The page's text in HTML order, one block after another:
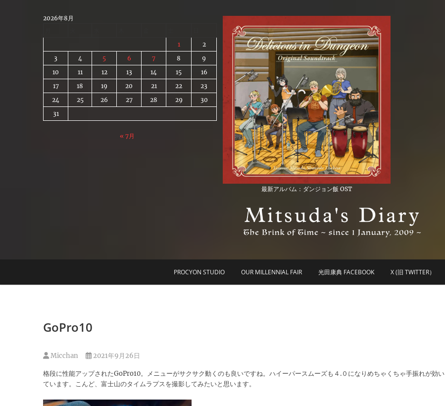
2026年8月
1
2
3
4 5 6 7 8
9
10
11 12 13 14 15
16
17
18 19 20 21 22
23
24
25 26 27 28 29
30
31
« 7月
最新アルバム：ダンジョン飯 OST
Mitsuda's Diary
PROCYON STUDIO OUR MILLENNIAL FAIR 光田康典 FACEBOOK X (旧 TWITTER）
GoPro10
Micchan 2021年9月26日
格段に性能アップされたGoPro10。メニューがサクサク動くのも良いですね。ハイーパースムーズも４.０になりめちゃくちゃ手振れが効い
ています。こんど、富士山のタイムラプスを撮影してみたいと思います。